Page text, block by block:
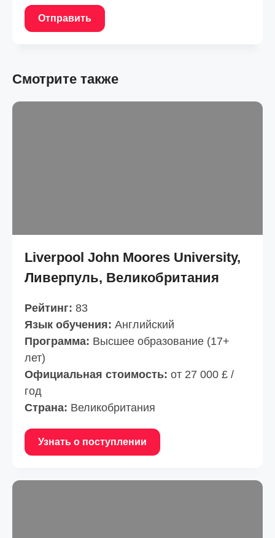
Отправить
Смотрите также
Liverpool John Moores University,
Ливерпуль, Великобритания
Рейтинг: 83
Язык обучения: Английский
Программа: Высшее образование (17+
лет)
Официальная стоимость: от 27 000 £ /
год
Страна: Великобритания
Узнать о поступлении